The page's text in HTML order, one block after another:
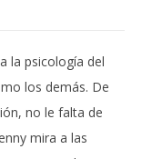
la psicología del
los demás. De
no le falta de
mira a las